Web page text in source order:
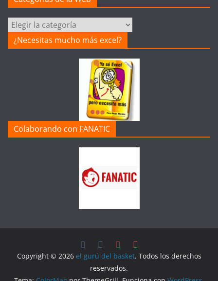
Categorías
de
la
¿Necesitas mucho más excel?
Colaborando con FANATIC
Copyright © 2026 el gurú del basket. Todos los derechos
reservados.